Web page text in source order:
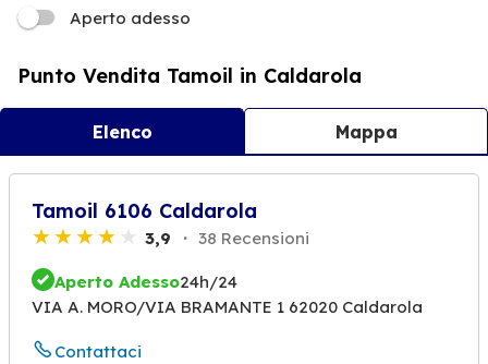
Aperto adesso
Punto Vendita Tamoil in Caldarola
Elenco Mappa
Tamoil 6106 Caldarola
3,9 38 Recensioni
Aperto Adesso24h/24
VIA A. MORO/VIA BRAMANTE 1 62020 Caldarola
Contattaci